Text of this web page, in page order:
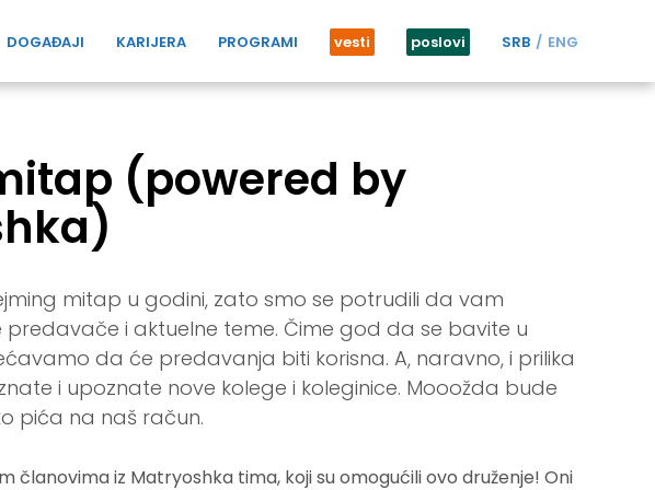
DOGAĐAJI KARIJERA PROGRAMI vesti poslovi SRB ENG
(powered by
mitap u godini, zato smo se potrudili da vam
predavače i aktuelne teme. Čime god da se bavite u
da će predavanja biti korisna. A, naravno, i prilika
i upoznate nove kolege i koleginice. Mooožda bude
pića na naš račun.
članovima iz Matryoshka tima, koji su omogućili ovo druženje! Oni